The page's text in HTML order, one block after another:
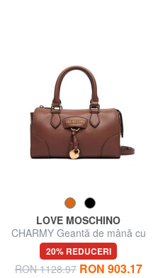
LOVE MOSCHINO
CHARMY Geantă de mână cu
curea de umăr
20% REDUCERI
RON 1128.97 RON 903.17